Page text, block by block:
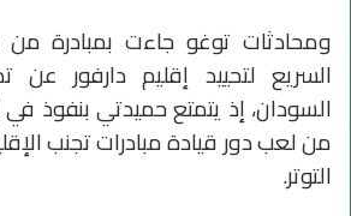
ومحادثات توغو جاءت بمبادرة
السريع لتحييد إقليم دارفور عن
السودان، إذ يتمتع حميدتي بنفوذ في
من لعب دور قيادة مبادرات تجنب
التوتر.